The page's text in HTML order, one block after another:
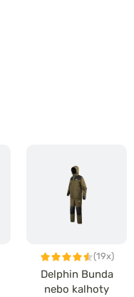
(19x)
Delphin Bunda
nebo kalhoty